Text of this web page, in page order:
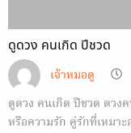
ดูดวง คนเกิด ปีชวด
เจ้าหมอดู
ดูดวง คนเกิด ปีชวด ดวง
หรือความรัก คู่รักที่เหมา